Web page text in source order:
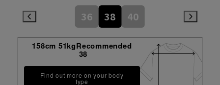
36 38 40
158cm 51kgRecommended
38
Find out more on your body
type